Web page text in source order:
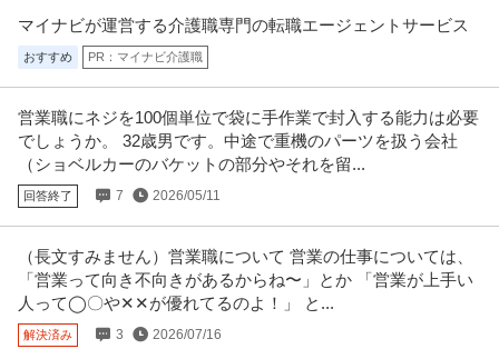
採用 ／採用アシスタント／会社の屋台骨を支える人事戦略を実行
いただきます
株式会社ネクサス
交通費支給 昇給あり 賞与・ボーナスあり
年収300万円〜600万円
【職種】人事＞採用 【業種】不動産＞不動産仲介 ※会員属性などに応じ、当
該求人をビズリーチ上で閲覧
不動産・マンション・ビル管理 ／ 「社長直轄・幹部候補」建物総
合管理マネージャー（清掃統括） ／営業活動なし／信頼を繋ぐ誠
実な管理業務
常陽メンテナンス株式会社
ミドル活躍中 マネージャー採用 ノルマなし
年収800万円〜1,000万円
マイナビが運営する介護職専門の転職エージェントサービス
おすすめ PR：マイナビ介護職
営業職にネジを100個単位で袋に手作業で封入する能力は必要
でしょうか。 32歳男です。中途で重機のパーツを扱う会社
（ショベルカーのバケットの部分やそれを留...
回答終了 7 2026/05/11
（長文すみません）営業職について 営業の仕事については、
「営業って向き不向きがあるからね〜」とか 「営業が上手い
人って◯〇や✕✕が優れてるのよ！」 と...
解決済み 3 2026/07/16